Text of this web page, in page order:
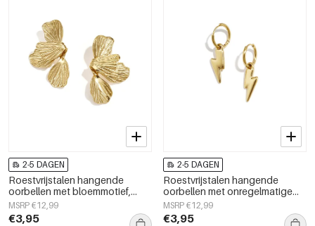
2-5 DAGEN
Roestvrijstalen hangende
oorbellen met bloemmotief,
eenvoudige dagelijkse sieraden
uit de Simple-serie voor dames.
MSRP €12,99
€3,95
2-5 DAGEN
Roestvrijstalen hangende
oorbellen met onregelmatige
vorm, eenvoudige, alledaagse
serie, damessieraden
MSRP €12,99
€3,95